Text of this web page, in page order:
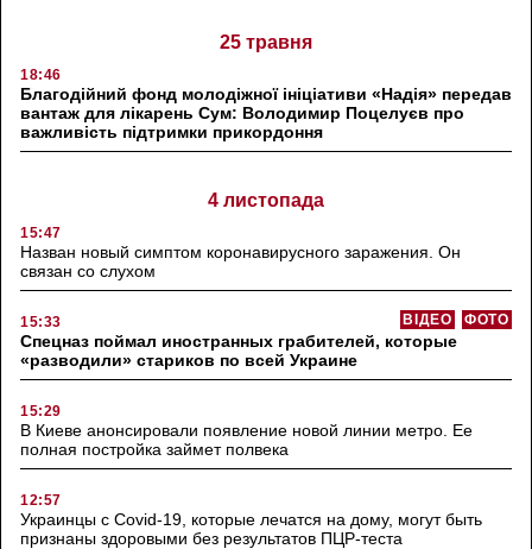
25 травня
18:46
Благодійний фонд молодіжної ініціативи «Надія» передав
вантаж для лікарень Сум: Володимир Поцелуєв про
важливість підтримки прикордоння
4 листопада
15:47
Назван новый симптом коронавирусного заражения. Он
связан со слухом
15:33 ФОТО
ВІДЕО
Спецназ поймал иностранных грабителей, которые
«разводили» стариков по всей Украине
15:29
В Киеве анонсировали появление новой линии метро. Ее
полная постройка займет полвека
12:57
Украинцы с Covid-19, которые лечатся на дому, могут быть
признаны здоровыми без результатов ПЦР-теста